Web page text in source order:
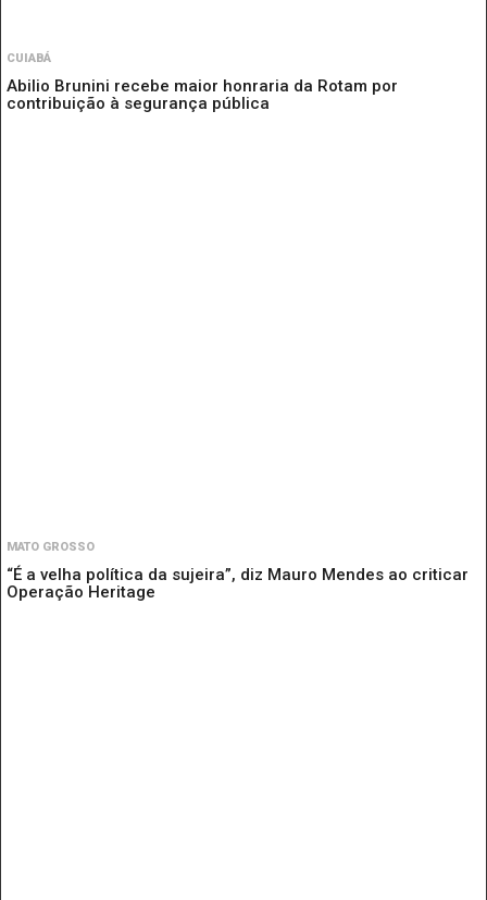
CUIABÁ
Abilio Brunini recebe maior honraria da Rotam por
contribuição à segurança pública
MATO GROSSO
“É a velha política da sujeira”, diz Mauro Mendes ao criticar
Operação Heritage